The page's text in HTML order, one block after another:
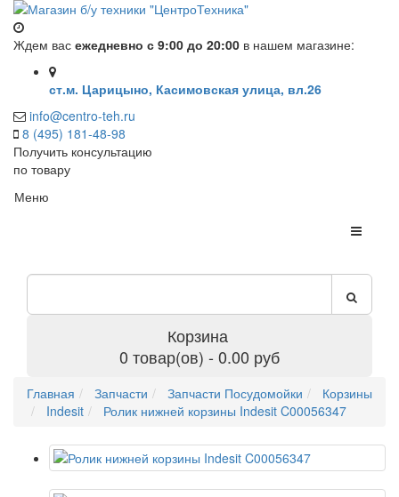
Ждем вас ежедневно с 9:00 до 20:00 в нашем магазине:
ст.м. Царицыно, Касимовская улица, вл.26
info@centro-teh.ru
8 (495) 181-48-98
Получить консультацию
по товару
Меню
Корзина
0 товар(ов) - 0.00 руб
Главная Запчасти Запчасти Посудомойки
Корзины
Indesit
Ролик нижней корзины Indesit C00056347